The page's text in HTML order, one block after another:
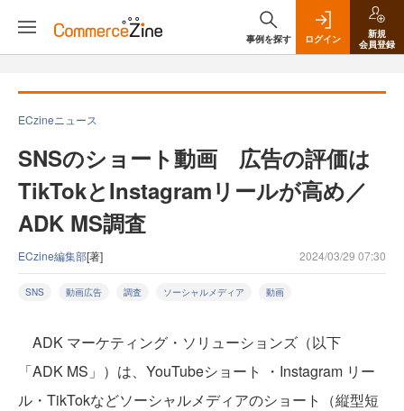
事例を探す ログイン
新規
会員登録
ECzineニュース
SNSのショート動画 広告の評価は
TikTokとInstagramリールが高め／
ADK MS調査
ECzine編集部[著] 2024/03/29 07:30
SNS 動画広告 調査 ソーシャルメディア 動画
ADK マーケティング・ソリューションズ（以下
「ADK MS」）は、YouTubeショート ・Instagram リー
ル・TikTokなどソーシャルメディアのショート（縦型短